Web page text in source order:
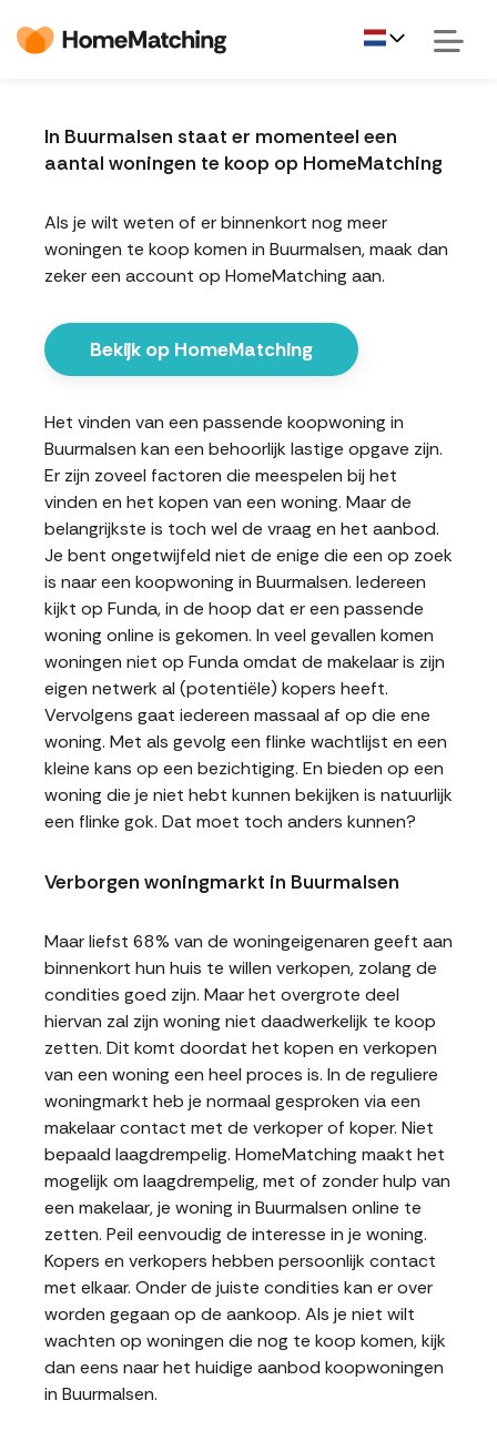
In Buurmalsen staat er momenteel een
aantal woningen te koop op HomeMatching
Als je wilt weten of er binnenkort nog meer
woningen te koop komen in Buurmalsen, maak dan
zeker een account op HomeMatching aan.
Bekijk op HomeMatching
Het vinden van een passende koopwoning in
Buurmalsen kan een behoorlijk lastige opgave zijn.
Er zijn zoveel factoren die meespelen bij het
vinden en het kopen van een woning. Maar de
belangrijkste is toch wel de vraag en het aanbod.
Je bent ongetwijfeld niet de enige die een op zoek
is naar een koopwoning in Buurmalsen. Iedereen
kijkt op Funda, in de hoop dat er een passende
woning online is gekomen. In veel gevallen komen
woningen niet op Funda omdat de makelaar is zijn
eigen netwerk al (potentiële) kopers heeft.
Vervolgens gaat iedereen massaal af op die ene
woning. Met als gevolg een flinke wachtlijst en een
kleine kans op een bezichtiging. En bieden op een
woning die je niet hebt kunnen bekijken is natuurlijk
een flinke gok. Dat moet toch anders kunnen?
Verborgen woningmarkt in Buurmalsen
Maar liefst 68% van de woningeigenaren geeft aan
binnenkort hun huis te willen verkopen, zolang de
condities goed zijn. Maar het overgrote deel
hiervan zal zijn woning niet daadwerkelijk te koop
zetten. Dit komt doordat het kopen en verkopen
van een woning een heel proces is. In de reguliere
woningmarkt heb je normaal gesproken via een
makelaar contact met de verkoper of koper. Niet
bepaald laagdrempelig. HomeMatching maakt het
mogelijk om laagdrempelig, met of zonder hulp van
een makelaar, je woning in Buurmalsen online te
zetten. Peil eenvoudig de interesse in je woning.
Kopers en verkopers hebben persoonlijk contact
met elkaar. Onder de juiste condities kan er over
worden gegaan op de aankoop. Als je niet wilt
wachten op woningen die nog te koop komen, kijk
dan eens naar het huidige aanbod koopwoningen
in Buurmalsen.